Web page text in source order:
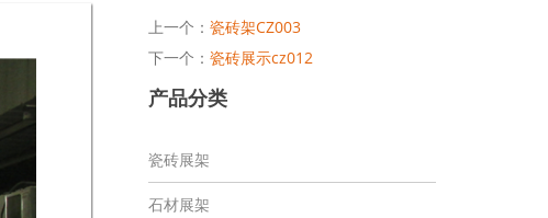
上一个： 瓷砖架CZ003
下一个： 瓷砖展示cz012
产品分类
瓷砖展架
石材展架